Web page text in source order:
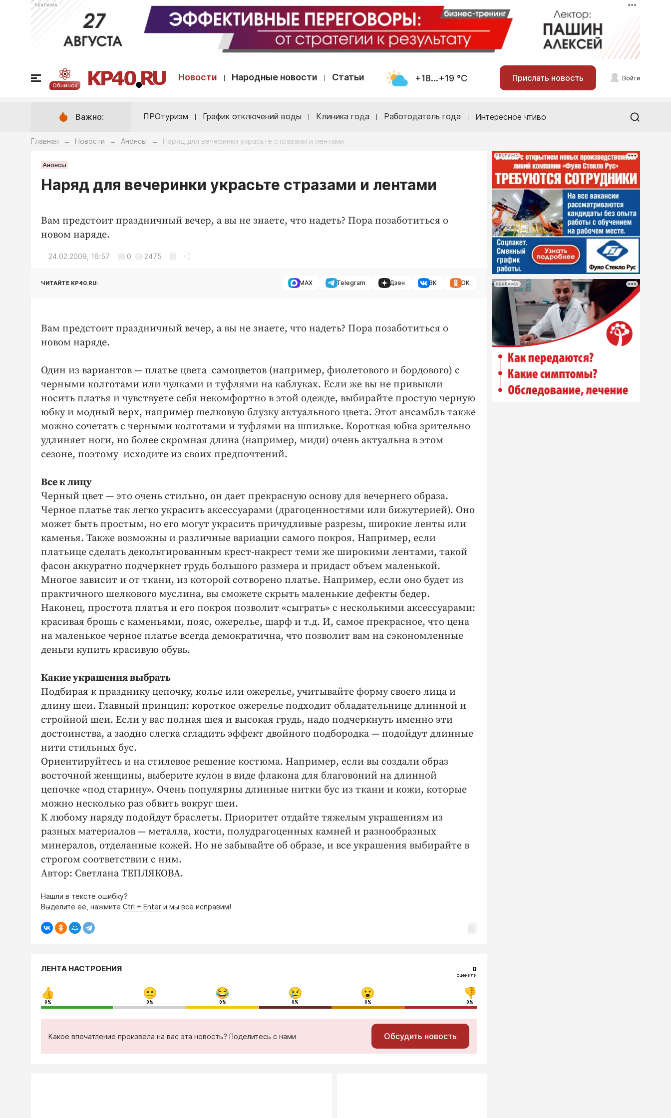
РЕКЛАМА
Обнинск
Новости Народные новости Статьи +18...+19 °С Прислать новость Войти
Важно: ПРОтуризм График отключений воды Клиника года Работодатель года Интересное чтиво
Главная → Новости → Анонсы → Наряд для вечеринки украсьте стразами и лентами
Анонсы
Наряд для вечеринки украсьте стразами и лентами
Вам предстоит праздничный вечер, а вы не знаете, что надеть? Пора позаботиться о
новом наряде.
24.02.2009, 16:57 0 2475
ЧИТАЙТЕ KP40.RU: MAX Telegram Дзен ВК ОК
Вам предстоит праздничный вечер, а вы не знаете, что надеть? Пора позаботиться о
новом наряде.
Один из вариантов — платье цвета самоцветов (например, фиолетового и бордового) с
черными колготами или чулками и туфлями на каблуках. Если же вы не привыкли
носить платья и чувствуете себя некомфортно в этой одежде, выбирайте простую черную
юбку и модный верх, например шелковую блузку актуального цвета. Этот ансамбль также
можно сочетать с черными колготами и туфлями на шпильке. Короткая юбка зрительно
удлиняет ноги, но более скромная длина (например, миди) очень актуальна в этом
сезоне, поэтому исходите из своих предпочтений.
Все к лицу
Черный цвет — это очень стильно, он дает прекрасную основу для вечернего образа.
Черное платье так легко украсить аксессуарами (драгоценностями или бижутерией). Оно
может быть простым, но его могут украсить причудливые разрезы, широкие ленты или
каменья. Также возможны и различные вариации самого покроя. Например, если
платьице сделать декольтированным крест-накрест теми же широкими лентами, такой
фасон аккуратно подчеркнет грудь большого размера и придаст объем маленькой.
Многое зависит и от ткани, из которой сотворено платье. Например, если оно будет из
практичного шелкового муслина, вы сможете скрыть маленькие дефекты бедер.
Наконец, простота платья и его покроя позволит «сыграть» с несколькими аксессуарами:
красивая брошь с каменьями, пояс, ожерелье, шарф и т.д. И, самое прекрасное, что цена
на маленькое черное платье всегда демократична, что позволит вам на сэкономленные
деньги купить красивую обувь.
Какие украшения выбрать
Подбирая к празднику цепочку, колье или ожерелье, учитывайте форму своего лица и
длину шеи. Главный принцип: короткое ожерелье подходит обладательнице длинной и
стройной шеи. Если у вас полная шея и высокая грудь, надо подчеркнуть именно эти
достоинства, а заодно слегка сгладить эффект двойного подбородка — подойдут длинные
нити стильных бус.
Ориентируйтесь и на стилевое решение костюма. Например, если вы создали образ
восточной женщины, выберите кулон в виде флакона для благовоний на длинной
цепочке «под старину». Очень популярны длинные нитки бус из ткани и кожи, которые
можно несколько раз обвить вокруг шеи.
К любому наряду подойдут браслеты. Приоритет отдайте тяжелым украшениям из
разных материалов — металла, кости, полудрагоценных камней и разнообразных
минералов, отделанные кожей. Но не забывайте об образе, и все украшения выбирайте в
строгом соответствии с ним.
Автор: Светлана ТЕПЛЯКОВА.
Нашли в тексте ошибку?
Выделите её, нажмите Ctrl + Enter и мы всё исправим!
РЕКЛАМА
РЕКЛАМА
ЛЕНТА НАСТРОЕНИЯ 0
оценили
0% 0% 0% 0% 0% 0%
Какое впечатление произвела на вас эта новость? Поделитесь с нами Обсудить новость